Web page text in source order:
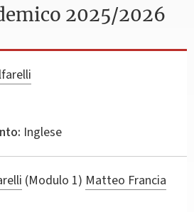
2025/2026
Inglese
(Modulo 1) Matteo Francia